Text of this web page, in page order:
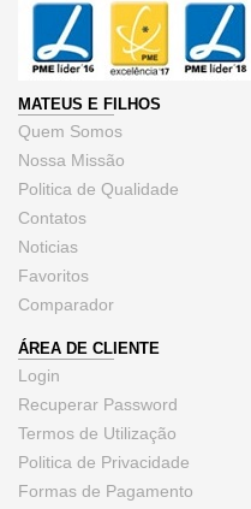
MATEUS E FILHOS
Quem Somos
Nossa Missão
Politica de Qualidade
Contatos
Noticias
Favoritos
Comparador
ÁREA DE CLIENTE
Login
Recuperar Password
Termos de Utilização
Politica de Privacidade
Formas de Pagamento